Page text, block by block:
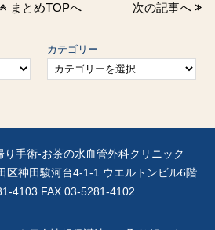
まとめTOPへ 次の記事へ
カテゴリー
手術-お茶の水血管外科クリニック
区神田駿河台4-1-1 ウエルトンビル6階
4103 FAX.03-5281-4102